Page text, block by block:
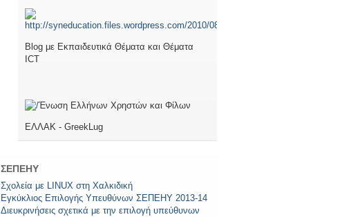
Blog με Εκπαιδευτικά Θέματα και Θέματα
ICT
Ένωση Ελλήνων Χρηστών και Φίλων
ΕΛΛΑΚ - GreekLug
ΣΕΠΕΗΥ
Σχολεία με LINUX στη Χαλκιδική
Εγκύκλιος Επιλογής Υπευθύνων ΣΕΠΕΗΥ 2013-14
Διευκρινήσεις σχετικά με την επιλογή υπεύθυνων